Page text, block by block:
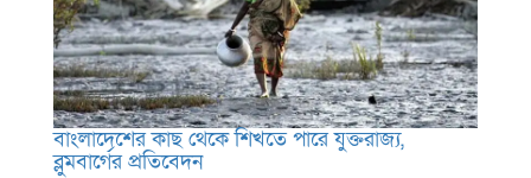
বাংলাদেশের কাছ থেকে শিখতে পারে যুক্তরাজ্য,
ব্লুমবার্গের প্রতিবেদন